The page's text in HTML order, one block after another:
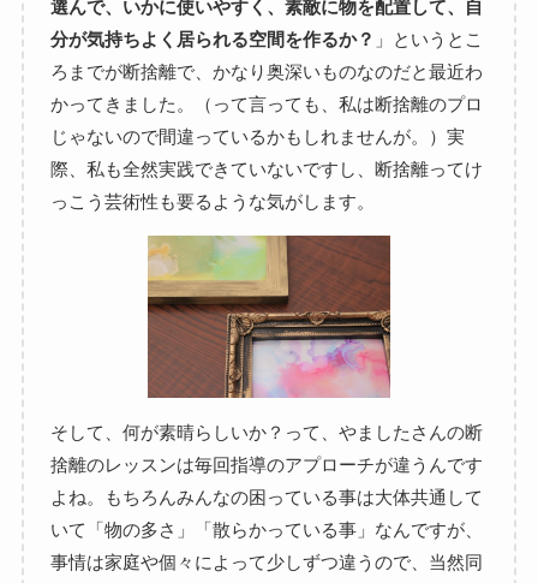
選んで、いかに使いやすく、素敵に物を配置して、自
分が気持ちよく居られる空間を作るか？ 」というとこ
ろまでが断捨離で、かなり奥深いものなのだと最近わ
かってきました。（って言っても、私は断捨離のプロ
じゃないので間違っているかもしれませんが。）実
際、私も全然実践できていないですし、断捨離ってけ
っこう芸術性も要るような気がします。
そして、何が素晴らしいか？って、やましたさんの断
捨離のレッスンは毎回指導のアプローチが違うんです
よね。もちろんみんなの困っている事は大体共通して
いて「物の多さ」「散らかっている事」なんですが、
事情は家庭や個々によって少しずつ違うので、当然同